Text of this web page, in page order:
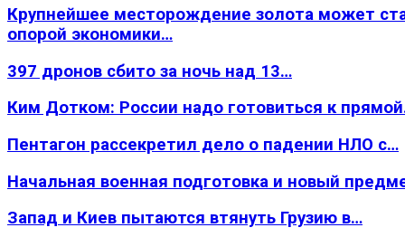
Крупнейшее месторождение золота может
опорой экономики…
397 дронов сбито за ночь над 13…
Ким Дотком: России надо готовиться к
Пентагон рассекретил дело о падении НЛО с…
Начальная военная подготовка и новый
Запад и Киев пытаются втянуть Грузию в…